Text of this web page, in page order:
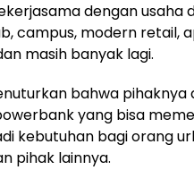
dengan
campus, modern retail,
masih banyak lagi.
bahwa
yang bisa
kebutuhan bagi orang
pihak lainnya.